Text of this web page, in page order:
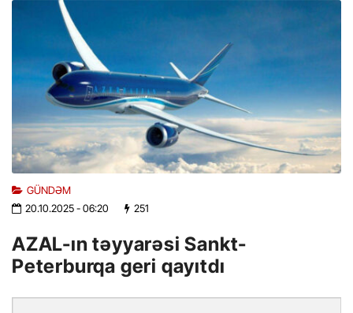
GÜNDƏM
20.10.2025- 06:20 251
AZAL-ın təyyarəsi Sankt-
Peterburqa geri qayıtdı